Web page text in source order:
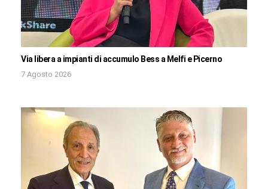
Via libera a impianti di accumulo Bess a Melfi e Picerno
7 Agosto 2026